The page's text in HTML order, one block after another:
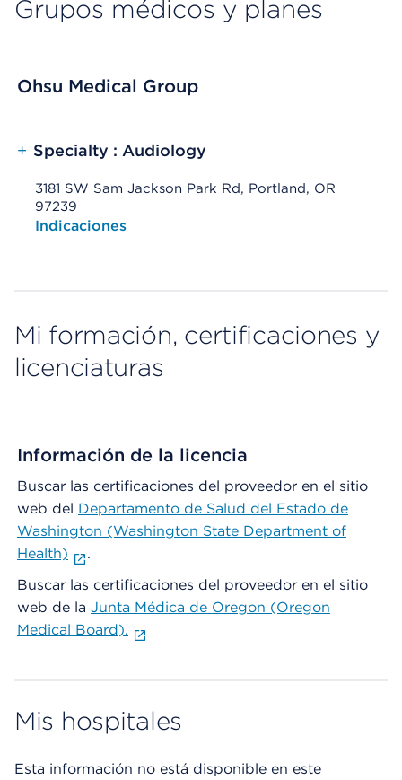
Grupos médicos y planes
Ohsu Medical Group
+ Specialty : Audiology
3181 SW Sam Jackson Park Rd, Portland, OR
97239
Opens native map application on mobile devices
Indicaciones
Mi formación, certificaciones y
licenciaturas
Información de la licencia
Buscar las certificaciones del proveedor en el sitio
web del Departamento de Salud del Estado de
Washington (Washington State Department of
Health)
.
Buscar las certificaciones del proveedor en el sitio
web de la Junta Médica de Oregon (Oregon
Medical Board).
Mis hospitales
Esta información no está disponible en este